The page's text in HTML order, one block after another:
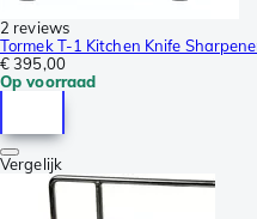
2 reviews
Tormek T-1 Kitchen Knife
€ 395,00
Op voorraad
Vergelijk